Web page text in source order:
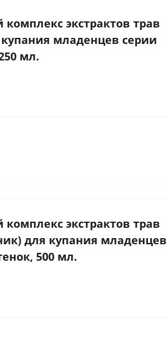
экстрактов трав
младенцев серии
мл.
экстрактов трав
для купания младенцев
500 мл.